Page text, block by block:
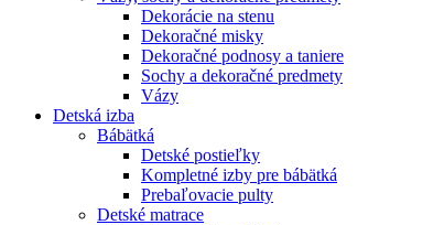
Dekorácie na stenu
Dekoračné misky
Dekoračné podnosy a taniere
Sochy a dekoračné predmety
Vázy
Detská izba
Bábätká
Detské postieľky
Kompletné izby pre bábätká
Prebaľovacie pulty
Detské matrace